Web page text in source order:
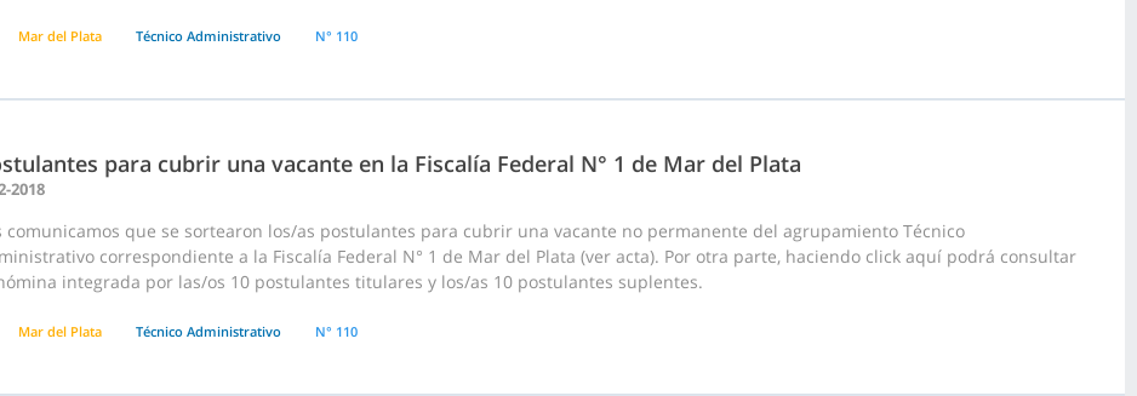
Mar del Plata Técnico Administrativo N° 110
para cubrir una vacante en la Fiscalía Federal N° 1 de Mar del Plata
2018
comunicamos que se sortearon los/as postulantes para cubrir una vacante no permanente del agrupamiento Técnico
correspondiente a la Fiscalía Federal N° 1 de Mar del Plata (ver acta). Por otra parte, haciendo click aquí podrá consultar
integrada por las/os 10 postulantes titulares y los/as 10 postulantes suplentes.
Mar del Plata Técnico Administrativo N° 110